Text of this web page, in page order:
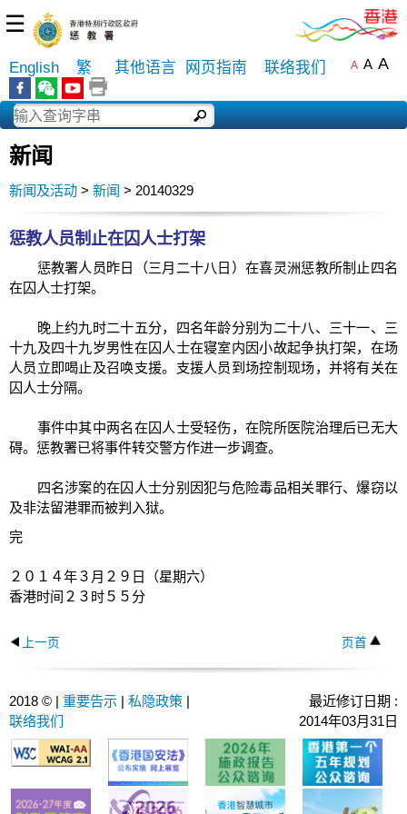
☰
English 繁 其他语言 网页指南 联络我们 A A A
新闻
新闻及活动 > 新闻 > 20140329
惩教人员制止在囚人士打架
惩教署人员昨日（三月二十八日）在喜灵洲惩教所制止四名
在囚人士打架。
晚上约九时二十五分，四名年龄分别为二十八、三十一、三
十九及四十九岁男性在囚人士在寝室内因小故起争执打架，在场
人员立即喝止及召唤支援。支援人员到场控制现场，并将有关在
囚人士分隔。
事件中其中两名在囚人士受轻伤，在院所医院治理后已无大
碍。惩教署已将事件转交警方作进一步调查。
四名涉案的在囚人士分别因犯与危险毒品相关罪行、爆窃以
及非法留港罪而被判入狱。
完
２０１４年３月２９日（星期六）
香港时间２３时５５分
上一页 页首
2018 © | 重要告示 | 私隐政策 |
联络我们
最近修订日期 :
2014年03月31日